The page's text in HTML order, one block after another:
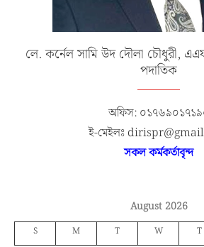
লে. কর্নেল সামি উদ দৌলা চৌধুরী,
পদাতিক
অফিস:
ই-মেইলঃ
সকল কর্মকর্তাবৃন্দ
August 2026
S M T W T